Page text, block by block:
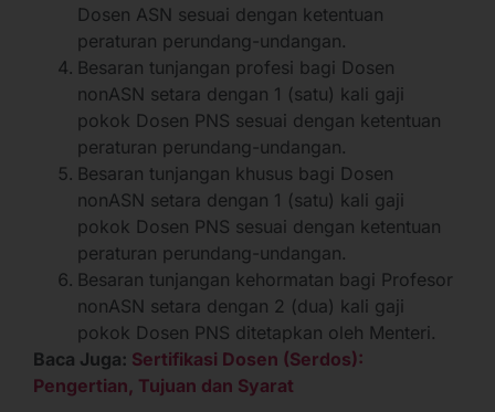
Dosen ASN sesuai dengan ketentuan
peraturan perundang-undangan.
Besaran tunjangan profesi bagi Dosen
nonASN setara dengan 1 (satu) kali gaji
pokok Dosen PNS sesuai dengan ketentuan
peraturan perundang-undangan.
Besaran tunjangan khusus bagi Dosen
nonASN setara dengan 1 (satu) kali gaji
pokok Dosen PNS sesuai dengan ketentuan
peraturan perundang-undangan.
Besaran tunjangan kehormatan bagi Profesor
nonASN setara dengan 2 (dua) kali gaji
pokok Dosen PNS ditetapkan oleh Menteri.
Baca Juga: Sertifikasi Dosen (Serdos):
Pengertian, Tujuan dan Syarat